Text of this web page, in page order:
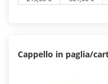
Cappello in paglia/